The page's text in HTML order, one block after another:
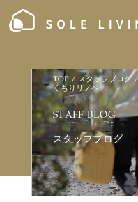
STAFF BLOG
スタ ッフブログ
TOP / スタッフブログ/
くもりリノベ